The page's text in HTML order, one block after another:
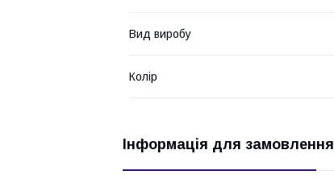
Вид виробу
Колір
Інформація для замовлення